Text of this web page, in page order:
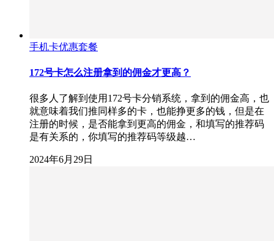
手机卡优惠套餐
172号卡怎么注册拿到的佣金才更高？
很多人了解到使用172号卡分销系统，拿到的佣金高，也
就意味着我们推同样多的卡，也能挣更多的钱，但是在
注册的时候，是否能拿到更高的佣金，和填写的推荐码
是有关系的，你填写的推荐码等级越…
2024年6月29日